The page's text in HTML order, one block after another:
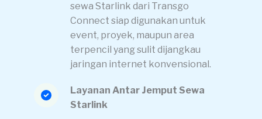
Layanan Antar Jemput Sewa
Starlink
sewa Starlink dari Transgo
Connect siap digunakan untuk
event, proyek, maupun area
terpencil yang sulit dijangkau
jaringan internet konvensional.